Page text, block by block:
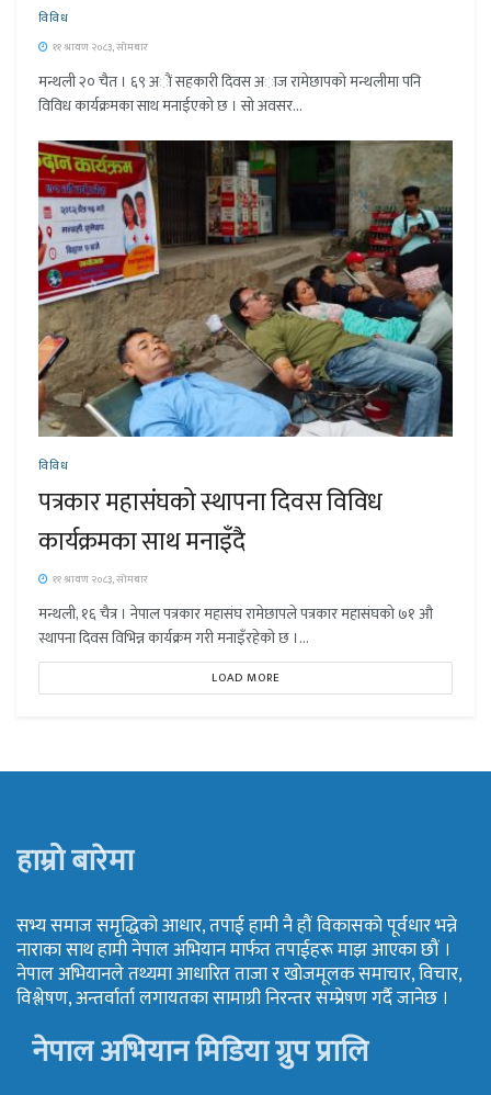
विविध
११ श्रावण २०८३, सोमबार
मन्थली २० चैत । ६९ अाैं सहकारी दिवस अाज रामेछापकाे मन्थलीमा पनि
विविध कार्यक्रमका साथ मनाईएकाे छ । साे अवसर...
विविध
पत्रकार महासंघको स्थापना दिवस विविध
कार्यक्रमका साथ मनाइँदै
११ श्रावण २०८३, सोमबार
मन्थली, १६ चैत्र । नेपाल पत्रकार महासंघ रामेछापले पत्रकार महासंघको ७१ औ
स्थापना दिवस विभिन्न कार्यक्रम गरी मनाइँरहेकाे छ ।...
LOAD MORE
हाम्रो बारेमा
सभ्य समाज समृद्धिको आधार, तपाई हामी नै हौं विकासको पूर्वधार भन्ने
नाराका साथ हामी नेपाल अभियान मार्फत तपाईहरू माझ आएका छौं ।
नेपाल अभियानले तथ्यमा आधारित ताजा र खोजमूलक समाचार, विचार,
विश्लेषण, अन्तर्वार्ता लगायतका सामाग्री निरन्तर सम्प्रेषण गर्दै जानेछ ।
नेपाल अभियान मिडिया ग्रुप प्रालि